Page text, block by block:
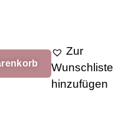
Zur
Wunschliste
hinzufügen